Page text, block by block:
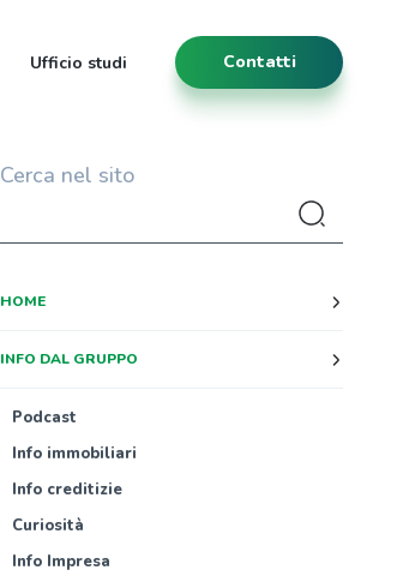
Contatti
Ufficio studi
Cerca nel sito
HOME
INFO DAL GRUPPO
Podcast
Info immobiliari
Info creditizie
Curiosità
Info Impresa